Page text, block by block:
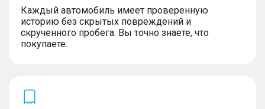
Каждый автомобиль имеет проверенную
историю без скрытых повреждений и
скрученного пробега. Вы точно знаете, что
покупаете.